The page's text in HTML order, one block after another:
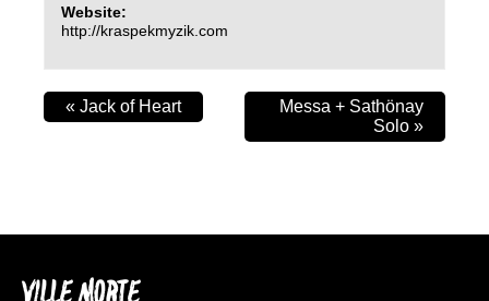
Website:
http://kraspekmyzik.com
« Jack of Heart
Messa + Sathönay
Solo »